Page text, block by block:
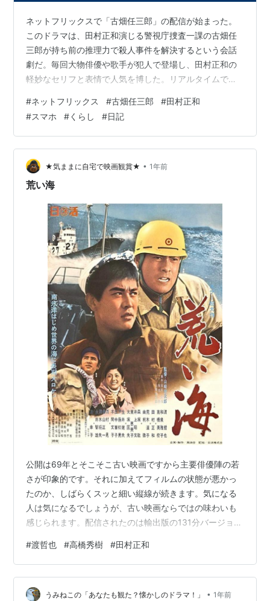
東シナ海（1968年、日活）
初恋宣言（1968年、松竹）
女と味噌汁（1968年、東宝）
嵐に立つ（1968年、松竹）
怪談残酷物語（1968年）
秘録おんな蔵（1968年、大映）
荒い海（1969年、日活）
眠狂四郎 卍斬り（1969年、大映）
華麗なる闘い（1969年、東宝）
現代ヤクザ 与太者仁義（1969年、東映）
超高層のあけぼの（1969年、東映）
風林火山（1969年、東宝）
黒薔薇の館（1969年、松竹）
やくざ絶唱（1970年、ダイニチ映配）
おんな牢秘図（1970年、ダイニチ映配）
おんな極悪帖（1970年、大映）
旅路 おふくろさんより（1971年、松竹）
女囚さそり 701号怨み節（1973年、東映）
北の宿から（1976年、松竹）
日本の黒幕（フィクサー）（1979年、東映）
阪妻 阪東妻三郎の生涯（1993年、マツダ映画社）
子連れ狼−その小さき手に−（1993年、松竹）
ラストラブ(2007年初夏公開予定、松竹)
サッポロビール 麦とホップ（第三のビール）
ネットフリックスで「古畑任三郎」の配信が始まった。
このドラマは、田村正和演じる警視庁捜査一課の古畑任
三郎が持ち前の推理力で殺人事件を解決するという会話
劇だ。毎回大物俳優や歌手が犯人で登場し、田村正和の
軽妙なセリフと表情で人気を博した。リアルタイムで見
く、早速見ることにした。 １話で、土砂降りの雨の中、
古畑任三郎が乗った車がガス欠で止まってしまう。近く
のガソリンスタンドを「地図帳」で調べ、職場に連絡す
るため近くにあった家に飛び込み「固定電話」を借りに
行く。今のスマホ世代からすれば、「スマホ」を使えば
いいのにと思ってしまうシーンに違いない。 場面は進…
#ネットフリックス #古畑任三郎 #田村正和
#スマホ #くらし #日記
★気ままに自宅で映画観賞★ • 1年前
荒い海
公開は69年とそこそこ古い映画ですから主要俳優陣の若
さが印象的です。それに加えてフィルムの状態が悪かっ
たのか、しばらくスッと細い縦線が続きます。気になる
人は気になるでしょうが、古い映画ならではの味わいも
感じられます。配信されたのは輸出版の131分バージョン
方不明とのこと。どんな内容だったのか気になるところ
です。ジャンルは海洋映画。そして扱うのはクジラ。捕
獲から解体などはもはやドキュメンタリーを思わせる内
容で、人によっては目を覆うかもしれません。とは言え
#渡哲也 #高橋秀樹 #田村正和
うみねこの「あなたも観た？懐かしのドラマ！」 • 1年前